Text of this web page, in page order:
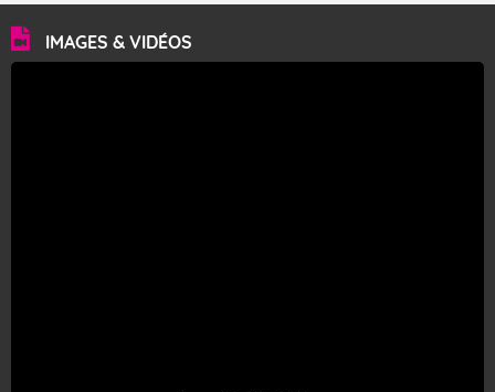
IMAGES & VIDÉOS